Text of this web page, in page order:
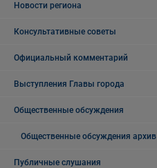
Новости региона
Консультативные советы
Официальный комментарий
Выступления Главы города
Общественные обсуждения
Общественные обсуждения архив
Публичные слушания